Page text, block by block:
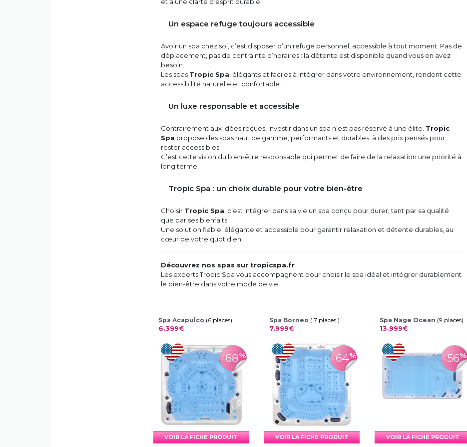
Un espace refuge toujours accessible
Avoir un spa chez soi, c’est disposer d’un refuge personnel, accessible à tout moment. Pas de
déplacement, pas de contrainte d’horaires : la détente est disponible quand vous en avez
besoin.
Les spas Tropic Spa , élégants et faciles à intégrer dans votre environnement, rendent cette
accessibilité naturelle et confortable.
Un luxe responsable et accessible
Contrairement aux idées reçues, investir dans un spa n’est pas réservé à une élite. Tropic
Spa propose des spas haut de gamme, performants et durables, à des prix pensés pour
rester accessibles.
C’est cette vision du bien-être responsable qui permet de faire de la relaxation une priorité à
long terme.
Tropic Spa : un choix durable pour votre bien-être
Choisir Tropic Spa , c’est intégrer dans sa vie un spa conçu pour durer, tant par sa qualité
que par ses bienfaits.
Une solution fiable, élégante et accessible pour garantir relaxation et détente durables, au
cœur de votre quotidien.
Découvrez nos spas sur tropicspa.fr
Les experts Tropic Spa vous accompagnent pour choisir le spa idéal et intégrer durablement
le bien-être dans votre mode de vie.
Spa Acapulco (6 places)
6.399€
-68%
VOIR LA FICHE PRODUIT
Spa Borneo ( 7 places )
7.999€
-64%
VOIR LA FICHE PRODUIT
Spa Nage Ocean (9 places)
13.999€
-56%
VOIR LA FICHE PRODUIT